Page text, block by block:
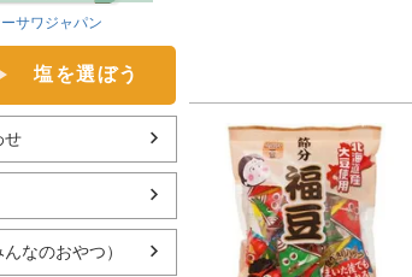
サワジャパン
塩を選ぼう
せ
なのおやつ）